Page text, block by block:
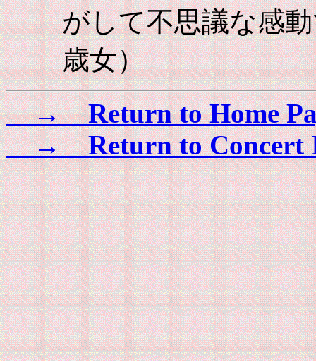
がして不思議な感
歳女）
→ Return to Home
→ Return to Concert